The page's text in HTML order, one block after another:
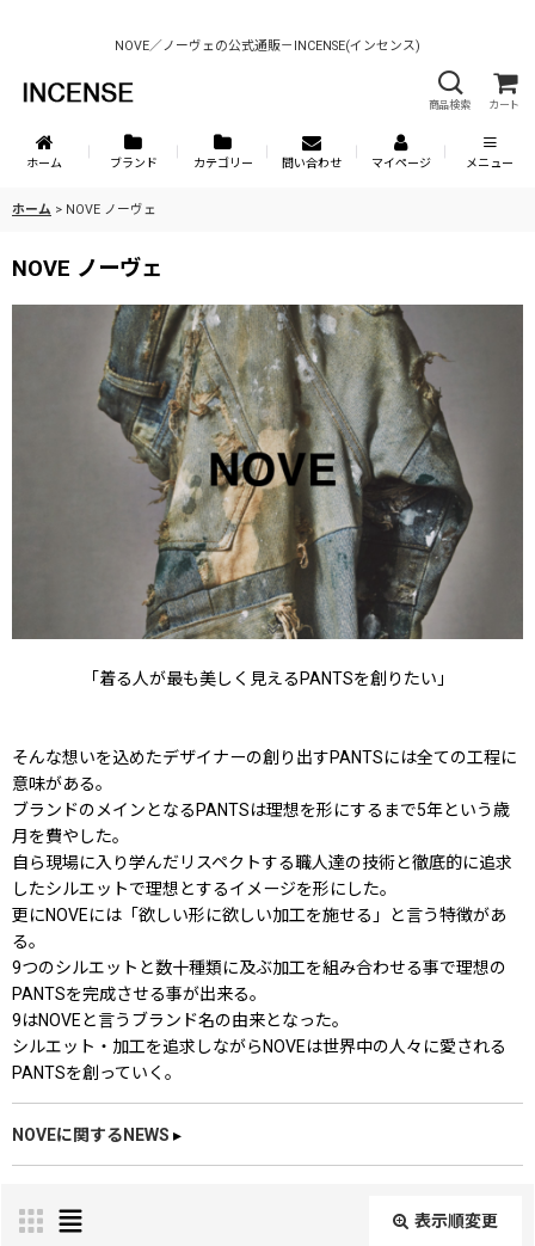
NOVE／ノーヴェの公式通販－INCENSE(インセンス)
商品検索 カート
ホーム ブランド カテゴリー 問い合わせ マイページ メニュー
ホーム > NOVE ノーヴェ
NOVE ノーヴェ
「着る人が最も美しく見えるPANTSを創りたい」
そんな想いを込めたデザイナーの創り出すPANTSには全ての工程に
意味がある。
ブランドのメインとなるPANTSは理想を形にするまで5年という歳
月を費やした。
自ら現場に入り学んだリスペクトする職人達の技術と徹底的に追求
したシルエットで理想とするイメージを形にした。
更にNOVEには「欲しい形に欲しい加工を施せる」と言う特徴があ
る。
9つのシルエットと数十種類に及ぶ加工を組み合わせる事で理想の
PANTSを完成させる事が出来る。
9はNOVEと言うブランド名の由来となった。
シルエット・加工を追求しながらNOVEは世界中の人々に愛される
PANTSを創っていく。
NOVEに関するNEWS ▸
表示順変更